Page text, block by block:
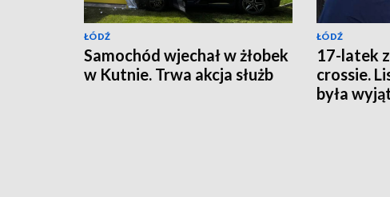
ŁÓDŹ
Samochód wjechał w żłobek
w Kutnie. Trwa akcja służb
ŁÓDŹ
17-latek
crossie.
była